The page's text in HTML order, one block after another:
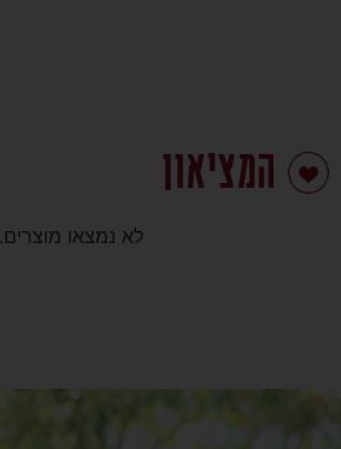
המציאון
לא נמצאו מוצרים.